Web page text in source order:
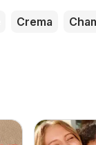
Crema